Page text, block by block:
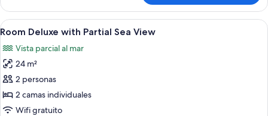
Standard
Ver
todas
las
fotos
de
Room
Deluxe
Minibar, caja de seguridad en la
4
Room Deluxe with Partial Sea View
Vista parcial al mar
24 m²
2 personas
2 camas individuales
Wifi gratuito